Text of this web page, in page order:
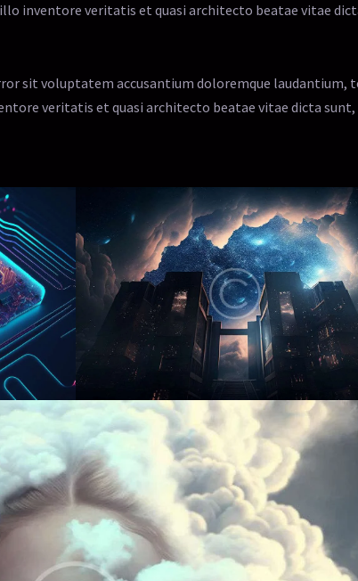
inventore veritatis et quasi architecto beatae vitae
sit voluptatem accusantium doloremque laudantium,
veritatis et quasi architecto beatae vitae dicta sunt,